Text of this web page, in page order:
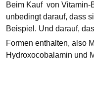
Beim Kauf von Vitamin-
unbedingt darauf, dass
Beispiel. Und darauf,
Formen enthalten, also
Hydroxocobalamin und